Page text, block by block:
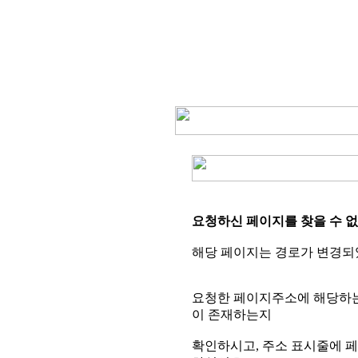
요청하신 페이지를 찾을 수
해당 페이지는 경로가 변경
요청한 페이지주소에 해당
이 존재하는지
확인하시고, 주소 표시줄에